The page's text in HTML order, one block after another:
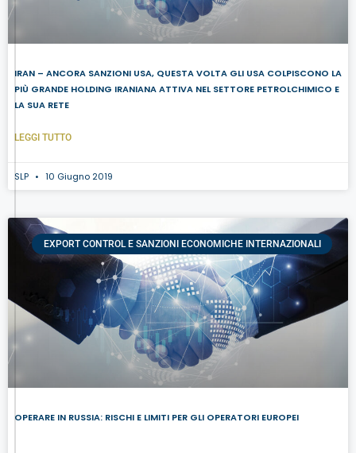
IRAN – ANCORA SANZIONI USA, QUESTA VOLTA GLI USA COLPISCONO LA
PIÙ GRANDE HOLDING IRANIANA ATTIVA NEL SETTORE PETROLCHIMICO E
LA SUA RETE
LEGGI TUTTO
SLP 10 Giugno 2019
EXPORT CONTROL E SANZIONI ECONOMICHE INTERNAZIONALI
OPERARE IN RUSSIA: RISCHI E LIMITI PER GLI OPERATORI EUROPEI